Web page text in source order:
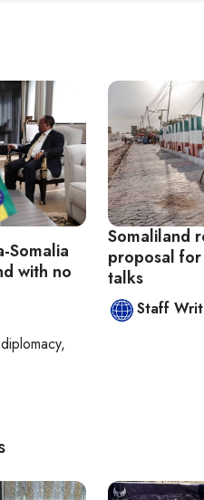
Somalia
with no
diplomacy,
Somaliland
proposal for
talks
Staff